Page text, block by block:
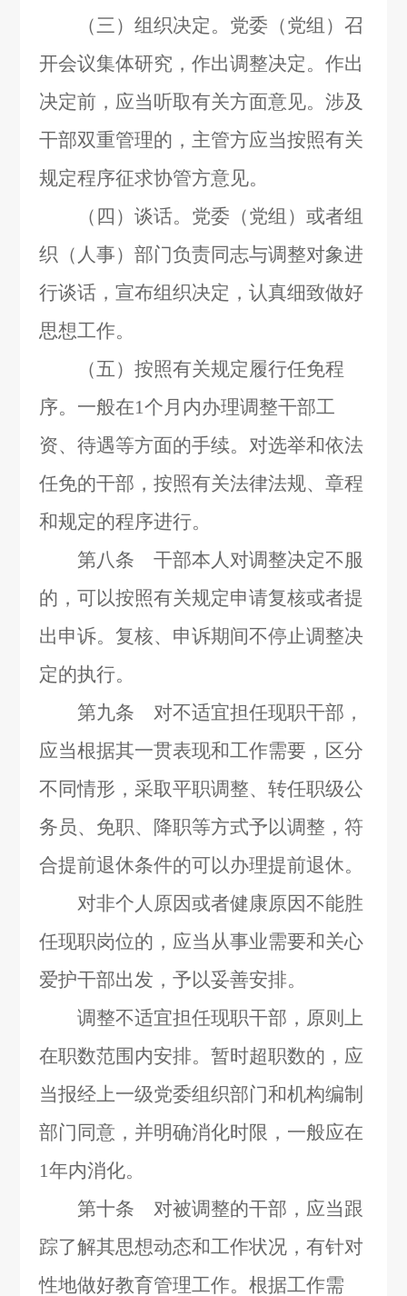
（三）组织决定。党委（党组）召
开会议集体研究，作出调整决定。作出
决定前，应当听取有关方面意见。涉及
干部双重管理的，主管方应当按照有关
规定程序征求协管方意见。
（四）谈话。党委（党组）或者组
织（人事）部门负责同志与调整对象进
行谈话，宣布组织决定，认真细致做好
思想工作。
（五）按照有关规定履行任免程
序。一般在1个月内办理调整干部工
资、待遇等方面的手续。对选举和依法
任免的干部，按照有关法律法规、章程
和规定的程序进行。
第八条 干部本人对调整决定不服
的，可以按照有关规定申请复核或者提
出申诉。复核、申诉期间不停止调整决
定的执行。
第九条 对不适宜担任现职干部，
应当根据其一贯表现和工作需要，区分
不同情形，采取平职调整、转任职级公
务员、免职、降职等方式予以调整，符
合提前退休条件的可以办理提前退休。
对非个人原因或者健康原因不能胜
任现职岗位的，应当从事业需要和关心
爱护干部出发，予以妥善安排。
调整不适宜担任现职干部，原则上
在职数范围内安排。暂时超职数的，应
当报经上一级党委组织部门和机构编制
部门同意，并明确消化时限，一般应在
1年内消化。
第十条 对被调整的干部，应当跟
踪了解其思想动态和工作状况，有针对
性地做好教育管理工作。根据工作需